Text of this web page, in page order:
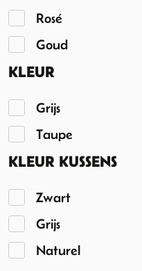
Rosé
Goud
KLEUR
Grijs
Taupe
KLEUR KUSSENS
Zwart
Grijs
Naturel